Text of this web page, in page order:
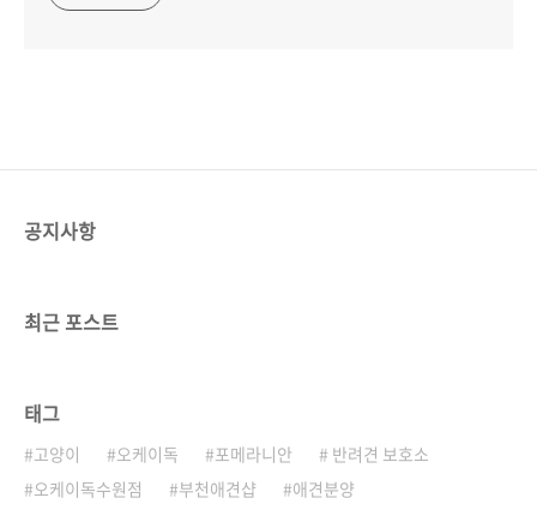
공지사항
최근 포스트
태그
고양이 오케이독 포메라니안
반려견 보호소
오케이독수원점
부천애견샵
애견분양